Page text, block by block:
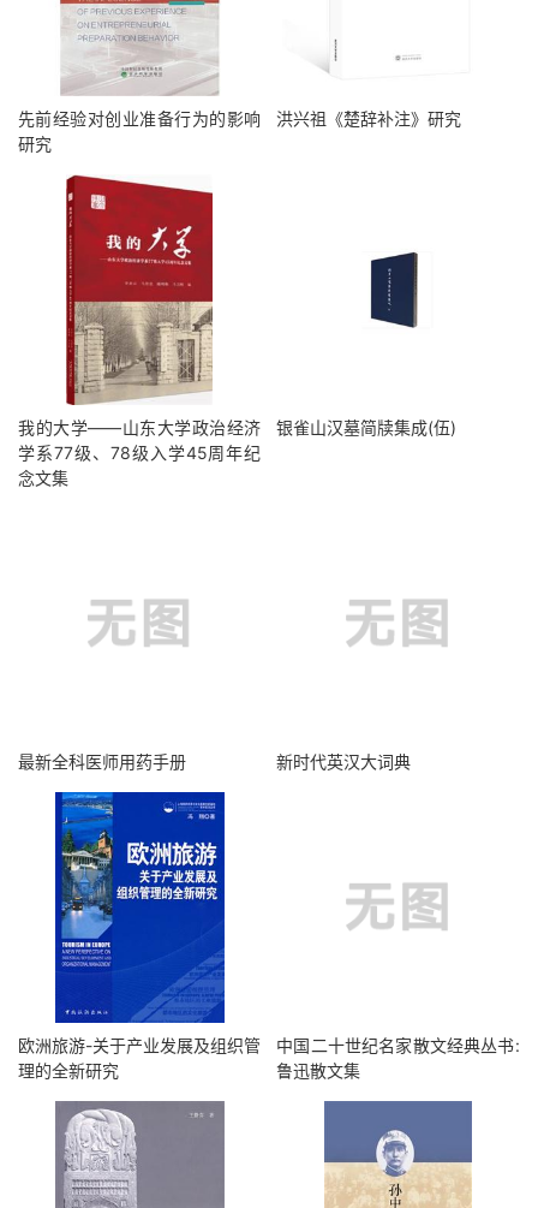
先前经验对创业准备行为的影响
研究
洪兴祖《楚辞补注》研究
我的大学——山东大学政治经济
学系77级、78级入学45周年纪
念文集
银雀山汉墓简牍集成(伍)
最新全科医师用药手册 新时代英汉大词典
欧洲旅游-关于产业发展及组织管
理的全新研究
中国二十世纪名家散文经典丛书:
鲁迅散文集